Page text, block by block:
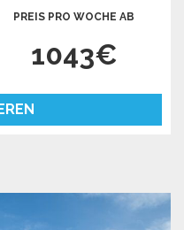
PREIS PRO WOCHE AB
1043€